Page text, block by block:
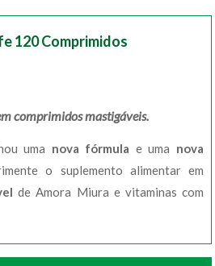
120 Comprimidos
comprimidos mastigáveis.
uma nova fórmula e uma nova
o suplemento alimentar em
de Amora Miura e vitaminas com